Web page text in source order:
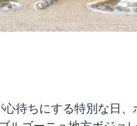
待ちにする特別な日